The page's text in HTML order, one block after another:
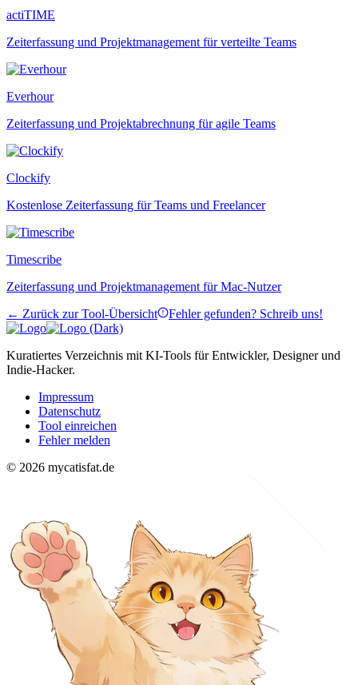
actiTIME
Zeiterfassung und Projektmanagement für verteilte Teams
Everhour
Zeiterfassung und Projektabrechnung für agile Teams
Clockify
Kostenlose Zeiterfassung für Teams und Freelancer
Timescribe
Zeiterfassung und Projektmanagement für Mac-Nutzer
← Zurück zur Tool-Übersicht
Fehler gefunden? Schreib uns!
Kuratiertes Verzeichnis mit KI-Tools für Entwickler, Designer und
Indie-Hacker.
Impressum
Datenschutz
Tool einreichen
Fehler melden
© 2026 mycatisfat.de